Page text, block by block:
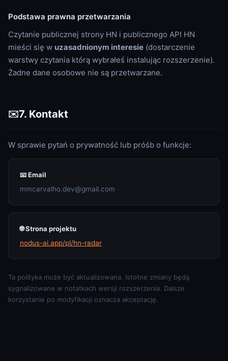
Podstawa prawna przetwarzania
Czytanie publicznej strony HN i publicznego API HN
mieści się w uzasadnionym interesie (dostarczenie
warstwy czytania którą wybrałeś instalując rozszerzenie).
Żadne dane osobowe nie są przetwarzane.
✉️7. Kontakt
W sprawie pytań o prywatność lub próśb o funkcje:
📧 Email
mmcarvalho.dev@gmail.com
🌐 Strona projektu
nodus-ai.app/pl/hn-radar
Ta polityka może być aktualizowana. Istotne zmiany będą
sygnalizowane w notatkach wersji rozszerzenia. Dalsze
korzystanie po modyfikacji oznacza akceptację.